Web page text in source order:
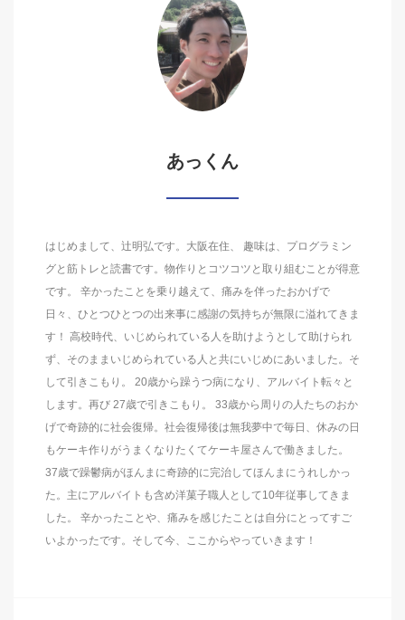
あっくん
はじめまして、辻明弘です。大阪在住、 趣味は、プログラミン
グと筋トレと読書です。物作りとコツコツと取り組むことが得意
です。 辛かったことを乗り越えて、痛みを伴ったおかげで
日々、ひとつひとつの出来事に感謝の気持ちが無限に溢れてきま
す！ 高校時代、いじめられている人を助けようとして助けられ
ず、そのままいじめられている人と共にいじめにあいました。そ
して引きこもり。 20歳から躁うつ病になり、アルバイト転々と
します。再び 27歳で引きこもり。 33歳から周りの人たちのおか
げで奇跡的に社会復帰。社会復帰後は無我夢中で毎日、休みの日
もケーキ作りがうまくなりたくてケーキ屋さんで働きました。
37歳で躁鬱病がほんまに奇跡的に完治してほんまにうれしかっ
た。主にアルバイトも含め洋菓子職人として10年従事してきま
した。 辛かったことや、痛みを感じたことは自分にとってすご
いよかったです。そして今、ここからやっていきます！